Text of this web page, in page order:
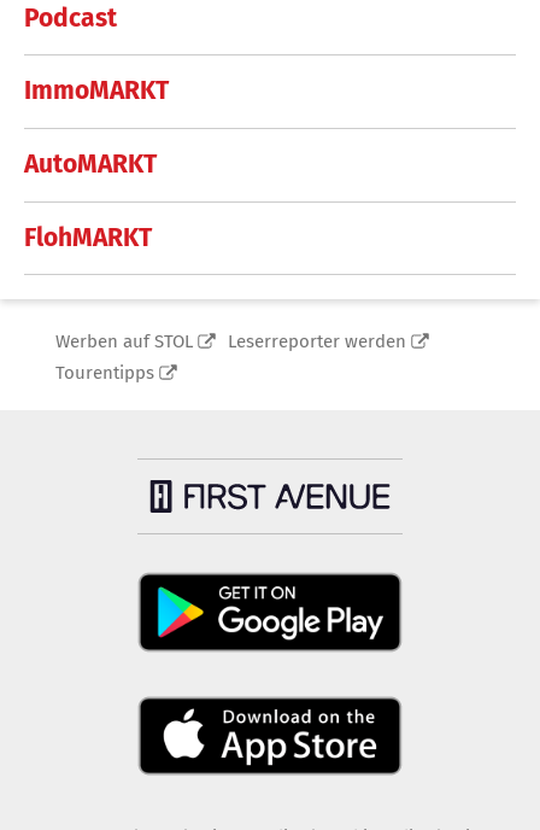
Podcast
ImmoMARKT
AutoMARKT
FlohMARKT
Werben auf STOL
Leserreporter werden
Tourentipps